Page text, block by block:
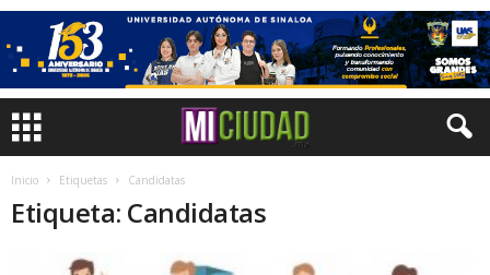
Inicio Etiquetas Candidatas
Etiqueta: Candidatas